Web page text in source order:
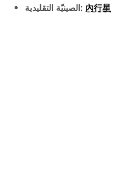
الصينيّة التقليدية: 內行星